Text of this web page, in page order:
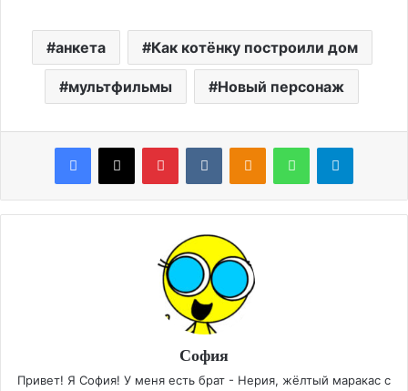
анкета Как котёнку построили дом
мультфильмы Новый персонаж
София
Привет! Я София! У меня есть брат - Нерия, жёлтый маракас с